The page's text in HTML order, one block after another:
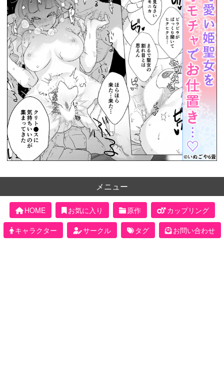
メニュー
HOME お気に入り 原作
カップリング
キャラクター
サークル タグ お問い合わせ